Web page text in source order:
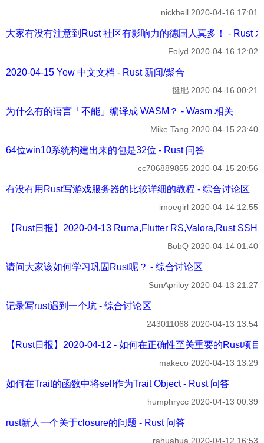
nickhell 2020-04-16 17:01
大家有没有注意到Rust 社区有影响力的德国人真多！ - Rust
Folyd 2020-04-16 12:02
2020-04-15 Yew 中文文档 - Rust 新闻/聚合
挺肥 2020-04-16 00:21
为什么有的语言「不能」编译成 WASM？ - Wasm 相关
Mike Tang 2020-04-15 23:40
64位win10系统构建出来的包是32位 - Rust 问答
cc706889855 2020-04-15 20:56
有没有用Rust写游戏服务器的比较详细的教程 - 综合讨论区
imoegirl 2020-04-14 12:55
【Rust日报】2020-04-13 Ruma,Flutter RS,Valora,Rust
BobQ 2020-04-14 01:40
请问大家该如何学习巩固Rust呢？ - 综合讨论区
SunApriloy 2020-04-13 21:27
记录写rust遇到一个坑 - 综合讨论区
243011068 2020-04-13 13:54
【Rust日报】2020-04-12 - 如何在正确性至关重要的Rust项
makeco 2020-04-13 13:29
如何在Trait的函数中将self作为Trait Object - Rust 问答
humphrycc 2020-04-13 00:39
rust新人一个关于closure的问题 - Rust 问答
rahuahua 2020-04-12 16:53